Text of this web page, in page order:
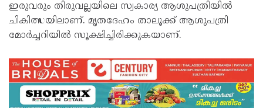
ഇരുവരും തിരുവല്ലയിലെ സ്വകാര്യ ആശുപത്രിയിൽ
ചികിത്സയിലാണ്. മൃതദേഹം താലൂക്ക് ആശുപത്രി
മോർച്ചറിയിൽ സൂക്ഷിച്ചിരിക്കുകയാണ്.